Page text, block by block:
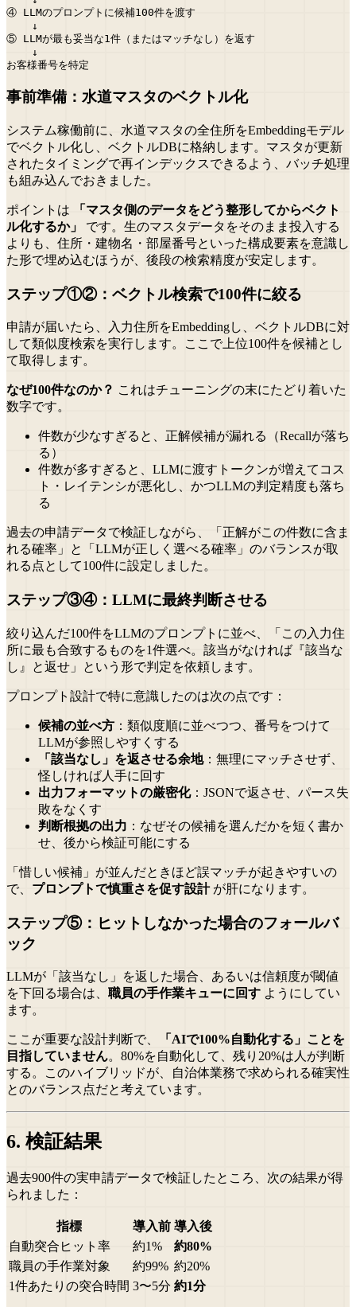
④ LLMのプロンプトに候補100件を渡す
    ↓
⑤ LLMが最も妥当な1件（またはマッチなし）を返す
    ↓
事前準備：水道マスタのベクトル化
システム稼働前に、水道マスタの全住所をEmbeddingモデル
でベクトル化し、ベクトルDBに格納します。マスタが更新
されたタイミングで再インデックスできるよう、バッチ処理
も組み込んでおきました。
ポイントは
「マスタ側のデータをどう整形してからベクト
ル化するか」
です。生のマスタデータをそのまま投入する
よりも、住所・建物名・部屋番号といった構成要素を意識し
た形で埋め込むほうが、後段の検索精度が安定します。
ステップ①②：ベクトル検索で100件に絞る
申請が届いたら、入力住所をEmbeddingし、ベクトルDBに対
して類似度検索を実行します。ここで上位100件を候補とし
て取得します。
なぜ100件なのか？ これはチューニングの末にたどり着いた
数字です。
件数が少なすぎると、正解候補が漏れる（Recallが落ち
る）
件数が多すぎると、LLMに渡すトークンが増えてコス
ト・レイテンシが悪化し、かつLLMの判定精度も落ち
る
過去の申請データで検証しながら、「正解がこの件数に含ま
れる確率」と「LLMが正しく選べる確率」のバランスが取
れる点として100件に設定しました。
ステップ③④：LLMに最終判断させる
絞り込んだ100件をLLMのプロンプトに並べ、「この入力住
所に最も合致するものを1件選べ。該当がなければ『該当な
し』と返せ」という形で判定を依頼します。
プロンプト設計で特に意識したのは次の点です：
候補の並べ方 ：類似度順に並べつつ、番号をつけて
LLMが参照しやすくする
「該当なし」を返させる余地：無理にマッチさせず、
怪しければ人手に回す
出力フォーマットの厳密化：JSONで返させ、パース失
敗をなくす
判断根拠の出力 ：なぜその候補を選んだかを短く書か
せ、後から検証可能にする
「惜しい候補」が並んだときほど誤マッチが起きやすいの
で、 プロンプトで慎重さを促す設計が肝になります。
ステップ⑤：ヒットしなかった場合のフォールバ
ック
LLMが「該当なし」を返した場合、あるいは信頼度が閾値
を下回る場合は、 職員の手作業キューに回す ようにしてい
ます。
ここが重要な設計判断で、
「AIで100%自動化する」ことを
目指していません。80%を自動化して、残り20%は人が判断
する。このハイブリッドが、自治体業務で求められる確実性
とのバランス点だと考えています。
6. 検証結果
過去900件の実申請データで検証したところ、次の結果が得
られました：
指標 導入前 導入後
自動突合ヒット率
約1%
約80%
職員の手作業対象
約99% 約20%
1件あたりの突合時間 3〜5分 約1分